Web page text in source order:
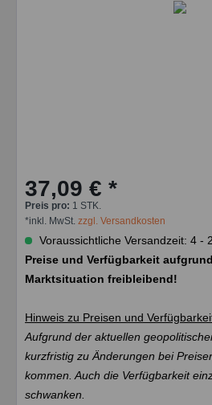
37,09 € *
Preis pro: 1 STK.
*inkl. MwSt. zzgl. Versandkosten
Voraussichtliche Versandzeit: 4 -
Preise und Verfügbarkeit
Marktsituation freibleibend!
Hinweis zu Preisen und
Aufgrund der aktuellen
kurzfristig zu Änderungen bei
kommen. Auch die Verfügbarkeit
schwanken.